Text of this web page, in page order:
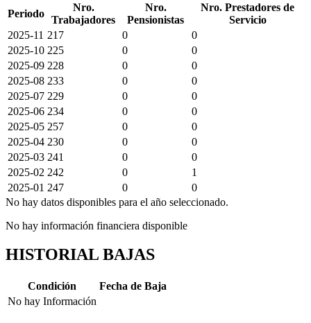
Periodo
Nro.
Trabajadores
Nro.
Pensionistas
Nro. Prestadores de
Servicio
2025-11 217 0
0
2025-10 225 0
0
2025-09 228 0
0
2025-08 233 0
0
2025-07 229 0
0
2025-06 234 0
0
2025-05 257 0
0
2025-04 230 0
0
2025-03 241 0
0
2025-02 242 0
1
2025-01 247 0
0
No hay datos disponibles para el año seleccionado.
No hay información financiera disponible
HISTORIAL BAJAS
Condición
Fecha de Baja
No hay Información